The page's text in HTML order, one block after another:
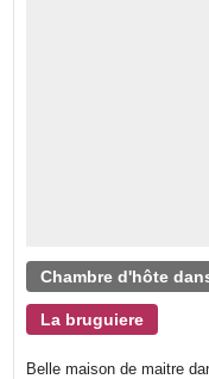
Chambre d'hôte
La bruguiere
Belle maison de maitre